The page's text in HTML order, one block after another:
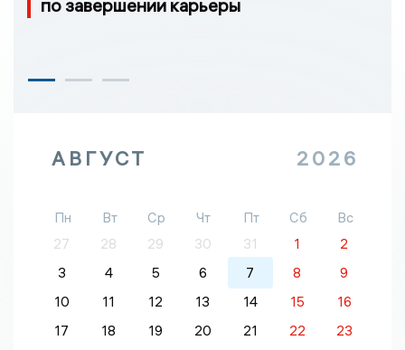
по завершении карьеры
АВГУСТ 2026
Пн Вт Ср Чт Пт Сб
Вс
27
28 29 30 31 1
2
3
4 5 6 7 8
9
10
11 12 13 14 15
16
17
18 19 20 21 22
23